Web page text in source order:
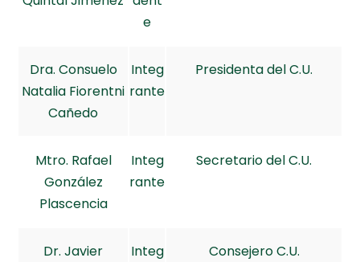
e
Dra. Consuelo
Natalia Fiorentni
Cañedo
Integ
rante
Presidenta del C.U.
Mtro. Rafael
González
Plascencia
Integ
rante
Secretario del C.U.
Dr. Javier
Integ
Consejero C.U.